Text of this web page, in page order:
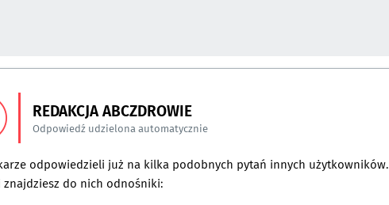
REDAKCJA ABCZDROWIE
Odpowiedź udzielona automatycznie
odpowiedzieli już na kilka podobnych pytań innych użytkowników.
znajdziesz do nich odnośniki: